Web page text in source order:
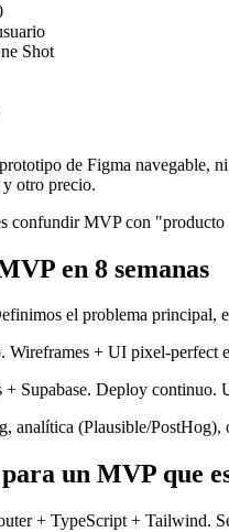
Shot
de Figma navegable,
y otro precio.
confundir MVP con
en 8 semanas
el problema principal,
Wireframes + UI pixel-perfect
Supabase. Deploy continuo.
analítica (Plausible/
un MVP que
+ TypeScript + Tailwind.